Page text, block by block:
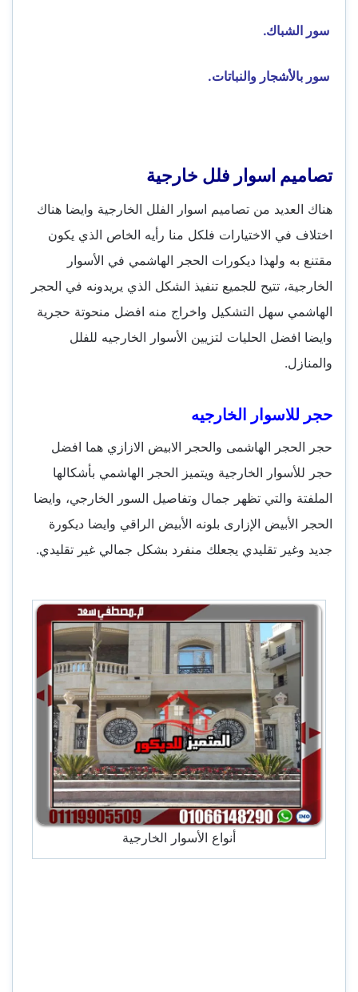
سور الشباك.
سور بالأشجار والنباتات.
تصاميم اسوار فلل خارجية
هناك العديد من تصاميم اسوار الفلل الخارجية وايضا هناك
اختلاف في الاختيارات فلكل منا رأيه الخاص الذي يكون
مقتنع به ولهذا ديكورات الحجر الهاشمي في الأسوار
الخارجية، تتيح للجميع تنفيذ الشكل الذي يريدونه في الحجر
الهاشمي سهل التشكيل واخراج منه افضل منحوتة حجرية
وايضا افضل الحليات لتزيين الأسوار الخارجيه للفلل
والمنازل.
حجر للاسوار الخارجيه
حجر الحجر الهاشمى والحجر الابيض الازازي هما افضل
حجر للأسوار الخارجية ويتميز الحجر الهاشمي بأشكالها
الملفتة والتي تظهر جمال وتفاصيل السور الخارجي، وايضا
الحجر الأبيض الإزارى بلونه الأبيض الراقي وايضا ديكورة
جديد وغير تقليدي يجعلك منفرد بشكل جمالي غير تقليدي.
أنواع الأسوار الخارجية